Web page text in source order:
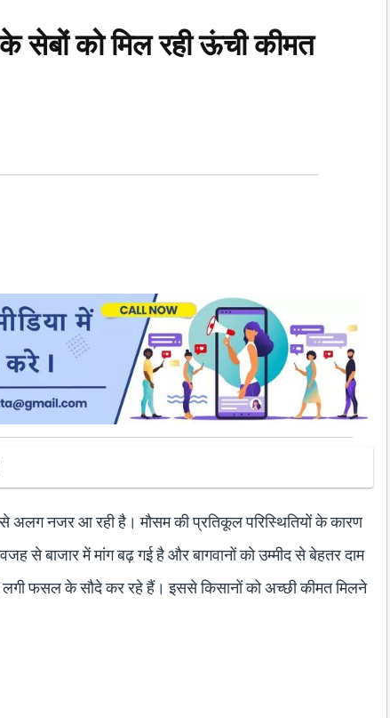
सेबों को मिल रही ऊंची कीमत
अलग नजर आ रही है। मौसम की प्रतिकूल परिस्थितियों के कारण
से बाजार में मांग बढ़ गई है और बागवानों को उम्मीद से बेहतर दाम
लगी फसल के सौदे कर रहे हैं। इससे किसानों को अच्छी कीमत मिलने